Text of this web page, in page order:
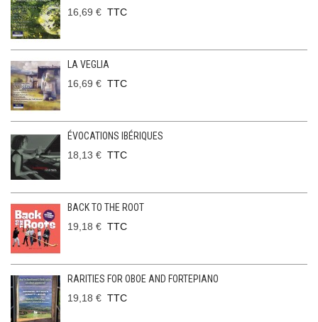
16,69 € TTC
LA VEGLIA
16,69 € TTC
ÉVOCATIONS IBÉRIQUES
18,13 € TTC
BACK TO THE ROOT
19,18 € TTC
RARITIES FOR OBOE AND FORTEPIANO
19,18 € TTC